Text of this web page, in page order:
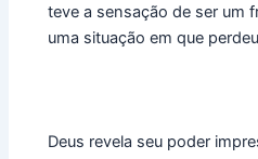
teve a sensação de ser um
uma situação em que
Deus revela seu poder